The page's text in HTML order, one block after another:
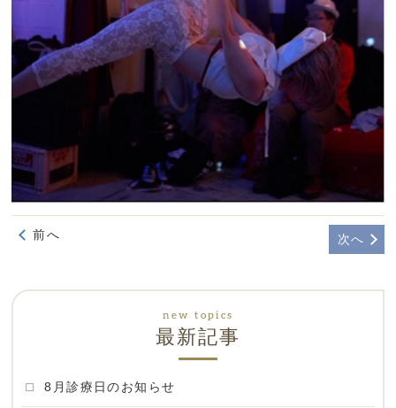
前へ 次へ
最新記事
8月診療日のお知らせ